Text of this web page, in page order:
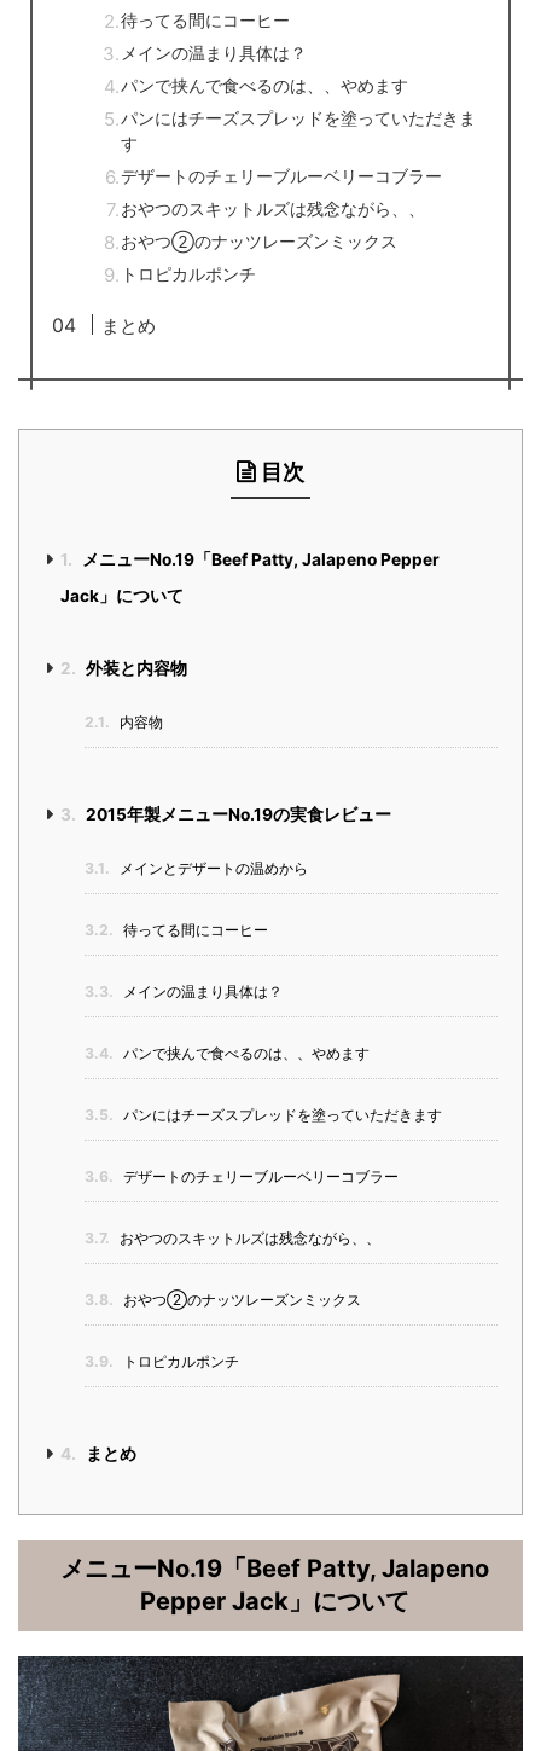
待ってる間にコーヒー
メインの温まり具体は？
パンで挟んで食べるのは、、やめます
パンにはチーズスプレッドを塗っていただきま
す
デザートのチェリーブルーベリーコブラー
おやつのスキットルズは残念ながら、、
おやつ②のナッツレーズンミックス
トロピカルポンチ
まとめ
目次
1.
メニューNo.19「Beef Patty, Jalapeno Pepper
Jack」について
2. 外装と内容物
2.1. 内容物
3. 2015年製メニューNo.19の実食レビュー
3.1. メインとデザートの温めから
3.2. 待ってる間にコーヒー
3.3. メインの温まり具体は？
3.4. パンで挟んで食べるのは、、やめます
3.5. パンにはチーズスプレッドを塗っていただきます
3.6. デザートのチェリーブルーベリーコブラー
3.7. おやつのスキットルズは残念ながら、、
3.8. おやつ②のナッツレーズンミックス
3.9. トロピカルポンチ
4. まとめ
メニューNo.19「Beef Patty, Jalapeno
Pepper Jack」について